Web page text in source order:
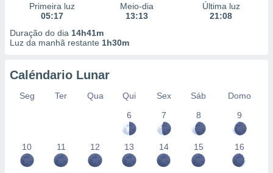
Primeira luz
05:17
Meio-dia
13:13
Última luz
21:08
Duração do dia 14h41m
Luz da manhã restante 1h30m
Caléndario Lunar
Seg Ter Qua Qui Sex Sáb
Domo
6
7 8 9
10 11 12 13 14 15 16